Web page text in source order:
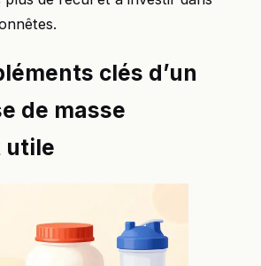
clés d’un
de masse
utile